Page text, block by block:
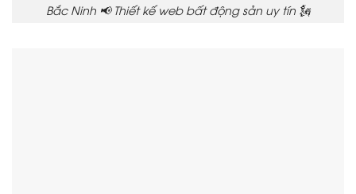
Bắc Ninh 📢 Thiết kế web bất động sản uy tín 🗽